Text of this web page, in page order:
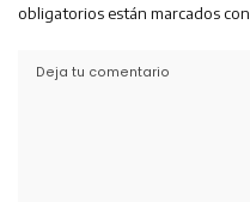
obligatorios están marcados con